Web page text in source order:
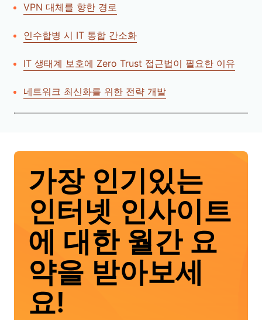
VPN 대체를 향한 경로
인수합병 시 IT 통합 간소화
IT 생태계 보호에 Zero Trust 접근법이 필요한 이유
네트워크 최신화를 위한 전략 개발
가장 인기있는
인터넷 인사이트
에 대한 월간 요
약을 받아보세
요!